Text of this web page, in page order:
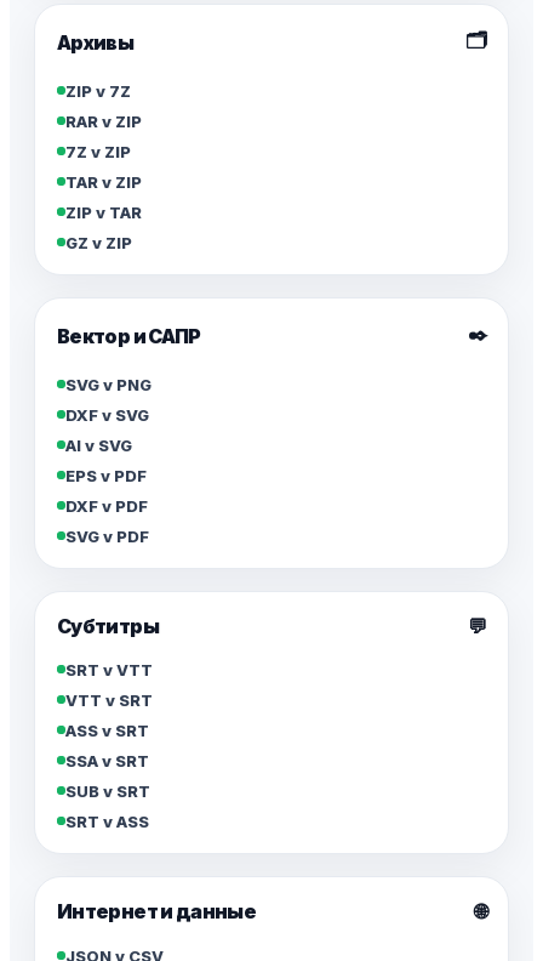
Архивы 🗂️
ZIP v 7Z
RAR v ZIP
7Z v ZIP
TAR v ZIP
ZIP v TAR
GZ v ZIP
Вектор и САПР ✒️
SVG v PNG
DXF v SVG
AI v SVG
EPS v PDF
DXF v PDF
SVG v PDF
Субтитры 💬
SRT v VTT
VTT v SRT
ASS v SRT
SSA v SRT
SUB v SRT
SRT v ASS
Интернет и данные 🌐
JSON v CSV